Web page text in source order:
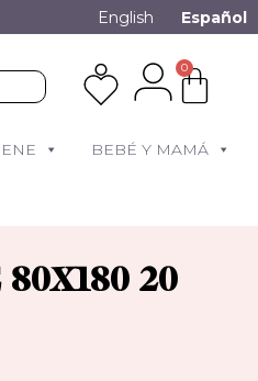
English Español
0
BEBÉ Y MAMÁ
20